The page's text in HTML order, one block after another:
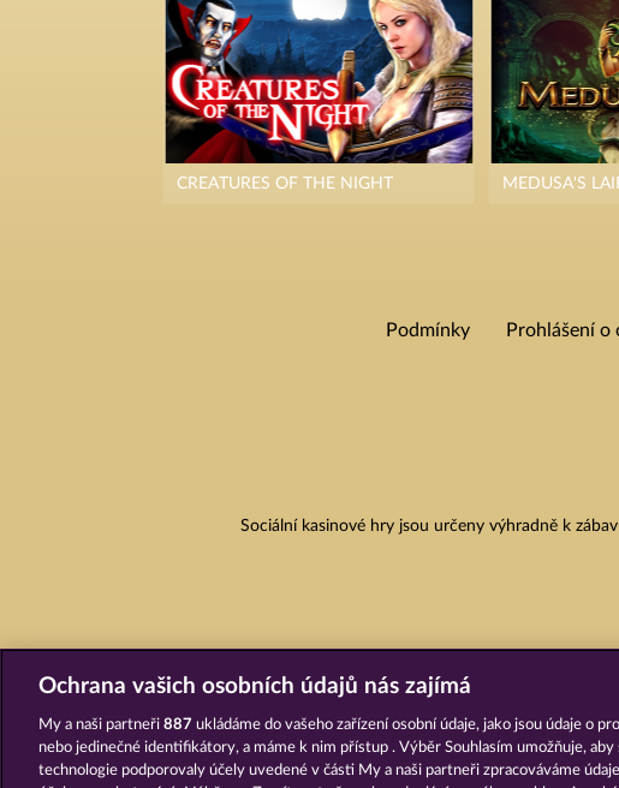
CREATURES OF THE NIGHT MEDUSA'S
Podmínky Prohlášení o
Sociální kasinové hry jsou určeny výhradně k
Ochrana vašich osobních údajů nás zajímá
My a naši partneři 887 ukládáme do vašeho zařízení osobní údaje, jako jsou údaje o
nebo jedinečné identifikátory, a máme k nim přístup . Výběr Souhlasím umožňuje, aby
technologie podporovaly účely uvedené v části My a naši partneři zpracováváme